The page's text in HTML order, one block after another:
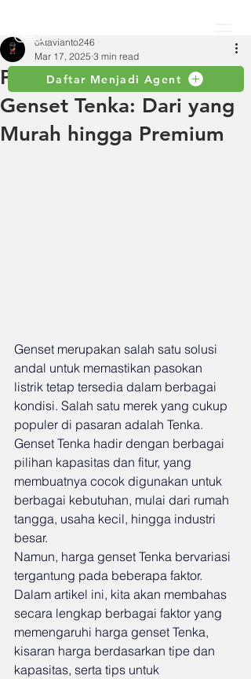
Daftar Menjadi Agent
Panduan Lengkap Harga
Genset Tenka: Dari yang
Murah hingga Premium
oktavianto246
Mar 17, 2025 3 min read
Genset merupakan salah satu solusi
andal untuk memastikan pasokan
listrik tetap tersedia dalam berbagai
kondisi. Salah satu merek yang cukup
populer di pasaran adalah Tenka.
Genset Tenka hadir dengan berbagai
pilihan kapasitas dan fitur, yang
membuatnya cocok digunakan untuk
berbagai kebutuhan, mulai dari rumah
tangga, usaha kecil, hingga industri
besar.
Namun, harga genset Tenka bervariasi
tergantung pada beberapa faktor.
Dalam artikel ini, kita akan membahas
secara lengkap berbagai faktor yang
memengaruhi harga genset Tenka,
kisaran harga berdasarkan tipe dan
kapasitas, serta tips untuk